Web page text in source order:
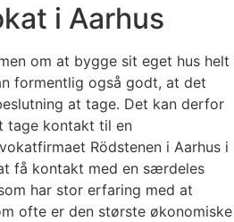
i Aarhus
om at bygge sit eget hus helt
formentlig også godt, at det
at tage. Det kan derfor
tage kontakt til en
Rödstenen i Aarhus i
få kontakt med en særdeles
har stor erfaring med at
ofte er den største økonomiske